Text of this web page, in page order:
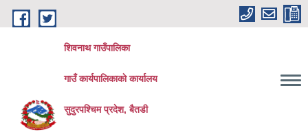
Skip to main content
शिवनाथ गाउँपालिका
गाउँ कार्यपालिकाकाे कार्यालय
सुदुरपश्चिम प्रदेश, बैतडी